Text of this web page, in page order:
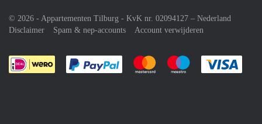
© 2026 - Appartementen Tilburg - KvK nr. 02094127 – Nederland
Disclaimer
Spam & nep-accounts Account verwijderen
Je rekent gemakkelijk af met Paypal
Je rekent gemakkelijk af met
Je rekent